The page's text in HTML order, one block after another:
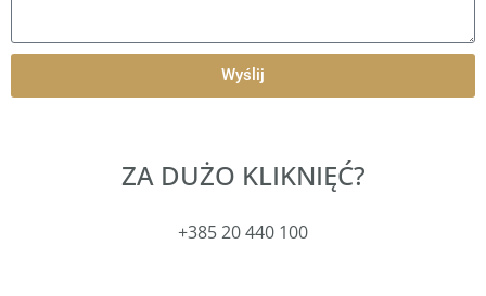
Wyślij
ZA DUŻO KLIKNIĘĆ?
+385 20 440 100